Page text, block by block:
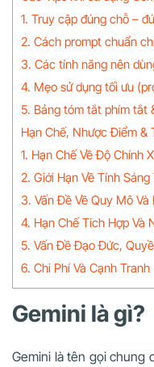
1. Truy cập đúng chỗ –
2. Cách prompt chuẩn
3. Các tính năng nên
4. Mẹo sử dụng tối ưu
5. Bảng tóm tắt phím tắt
Hạn Chế, Nhược Điểm &
1. Hạn Chế Về Độ Chính
2. Giới Hạn Về Tính
3. Vấn Đề Về Quy Mô Và
4. Hạn Chế Tích Hợp Và
5. Vấn Đề Đạo Đức,
6. Chi Phí Và Cạnh Tranh
Gemini là gì?
Gemini là tên gọi chung